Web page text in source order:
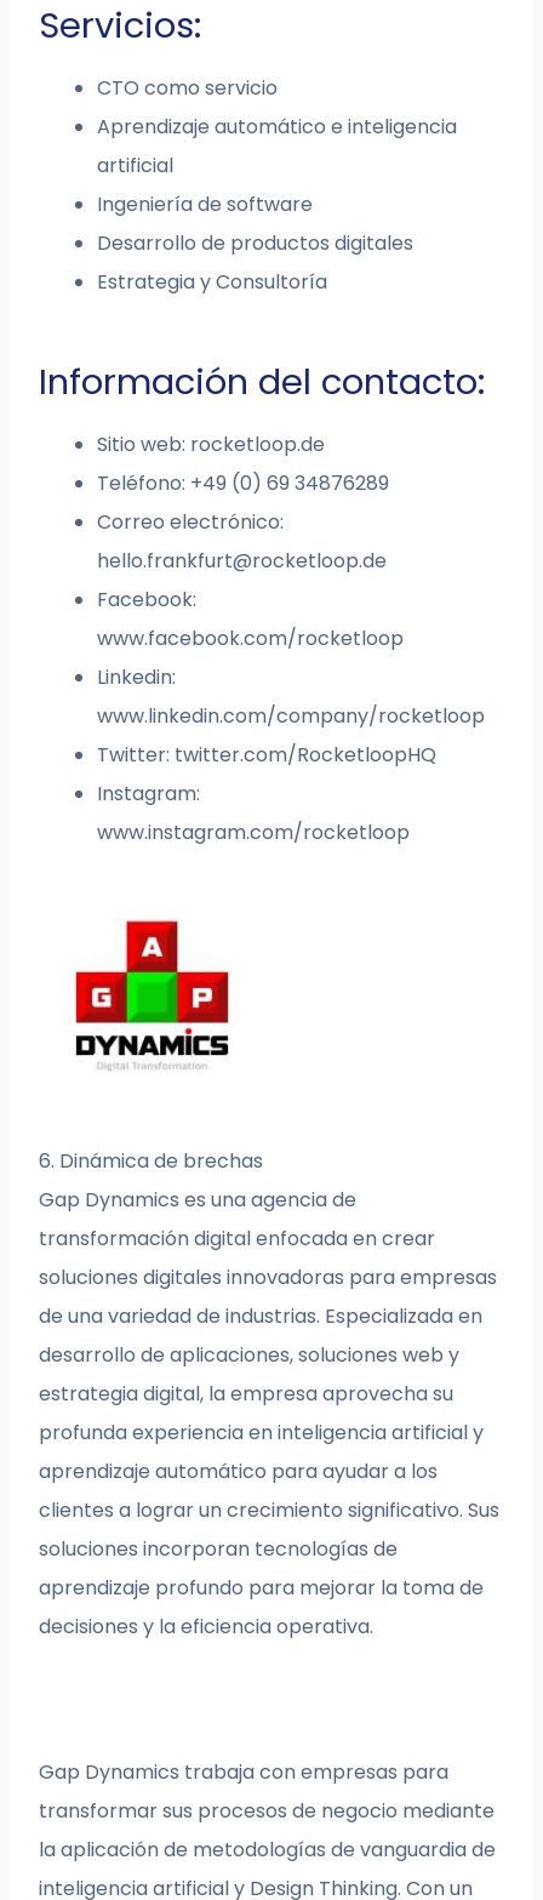
Servicios:
CTO como servicio
Aprendizaje automático e inteligencia
artificial
Ingeniería de software
Desarrollo de productos digitales
Estrategia y Consultoría
Información del contacto:
Sitio web: rocketloop.de
Teléfono: +49 (0) 69 34876289
Correo electrónico:
hello.frankfurt@rocketloop.de
Facebook:
www.facebook.com/rocketloop
Linkedin:
www.linkedin.com/company/rocketloop
Twitter: twitter.com/RocketloopHQ
Instagram:
www.instagram.com/rocketloop
6. Dinámica de brechas
Gap Dynamics es una agencia de
transformación digital enfocada en crear
soluciones digitales innovadoras para empresas
de una variedad de industrias. Especializada en
desarrollo de aplicaciones, soluciones web y
estrategia digital, la empresa aprovecha su
profunda experiencia en inteligencia artificial y
aprendizaje automático para ayudar a los
clientes a lograr un crecimiento significativo. Sus
soluciones incorporan tecnologías de
aprendizaje profundo para mejorar la toma de
decisiones y la eficiencia operativa.
Gap Dynamics trabaja con empresas para
transformar sus procesos de negocio mediante
la aplicación de metodologías de vanguardia de
inteligencia artificial y Design Thinking. Con un